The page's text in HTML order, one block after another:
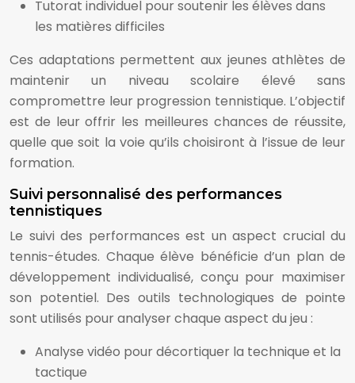
Tutorat individuel pour soutenir les élèves dans
les matières difficiles
Ces adaptations permettent aux jeunes athlètes de
maintenir un niveau scolaire élevé sans
compromettre leur progression tennistique. L’objectif
est de leur offrir les meilleures chances de réussite,
quelle que soit la voie qu’ils choisiront à l’issue de leur
formation.
Suivi personnalisé des performances
tennistiques
Le suivi des performances est un aspect crucial du
tennis-études. Chaque élève bénéficie d’un plan de
développement individualisé, conçu pour maximiser
son potentiel. Des outils technologiques de pointe
sont utilisés pour analyser chaque aspect du jeu :
Analyse vidéo pour décortiquer la technique et la
tactique